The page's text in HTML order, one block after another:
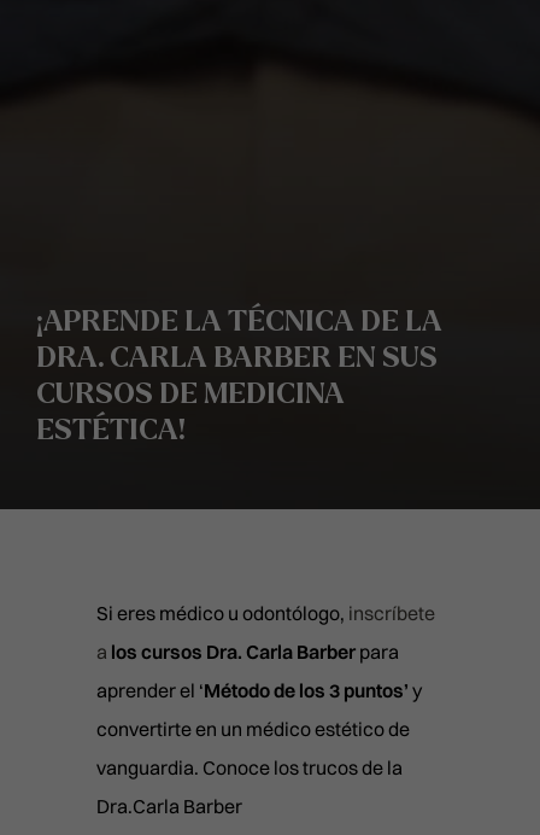
¡APRENDE LA TÉCNICA DE LA
DRA. CARLA BARBER EN SUS
CURSOS DE MEDICINA
ESTÉTICA!
Si eres médico u odontólogo, inscríbete
a los cursos Dra. Carla Barber para
aprender el ‘Método de los 3 puntos’ y
convertirte en un médico estético de
vanguardia. Conoce los trucos de la
Dra.Carla Barber